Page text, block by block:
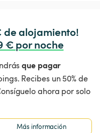
de alojamiento!
€ por noche
que pagar
Recibes un 50% de
ahora por solo
Más información